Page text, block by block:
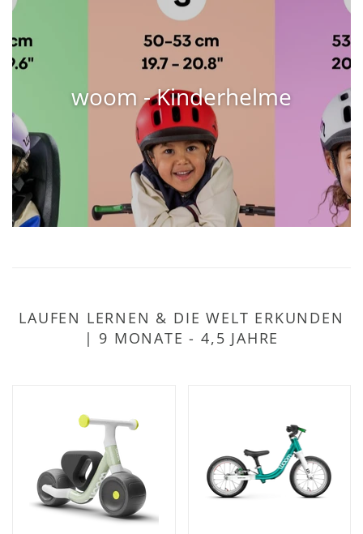
woom - Kinderhelme
LAUFEN LERNEN & DIE WELT ERKUNDEN
| 9 MONATE - 4,5 JAHRE